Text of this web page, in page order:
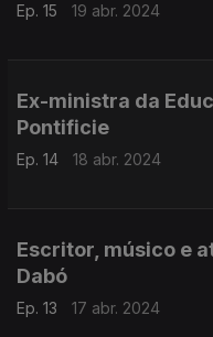
Ep. 15 19 abr. 2024
Ex-ministra da
Pontificie
Ep. 14 18 abr. 2024
Escritor, músico e
Dabó
Ep. 13 17 abr. 2024